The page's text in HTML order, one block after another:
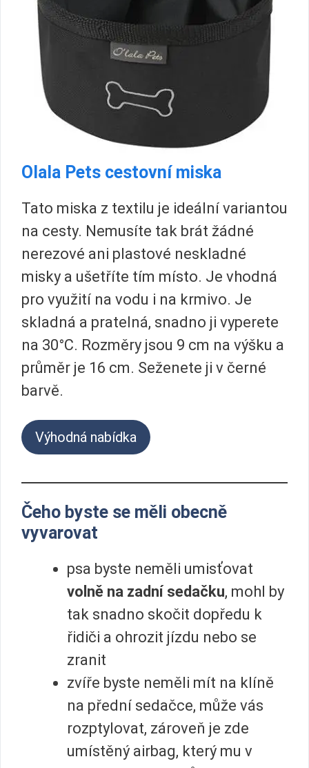
Olala Pets cestovní miska
Tato miska z textilu je ideální variantou
na cesty. Nemusíte tak brát žádné
nerezové ani plastové neskladné
misky a ušetříte tím místo. Je vhodná
pro využití na vodu i na krmivo. Je
skladná a pratelná, snadno ji vyperete
na 30°C. Rozměry jsou 9 cm na výšku a
průměr je 16 cm. Seženete ji v černé
barvě.
Výhodná nabídka
Čeho byste se měli obecně
vyvarovat
psa byste neměli umisťovat
volně na zadní sedačku, mohl by
tak snadno skočit dopředu k
řidiči a ohrozit jízdu nebo se
zranit
zvíře byste neměli mít na klíně
na přední sedačce, může vás
rozptylovat, zároveň je zde
umístěný airbag, který mu v